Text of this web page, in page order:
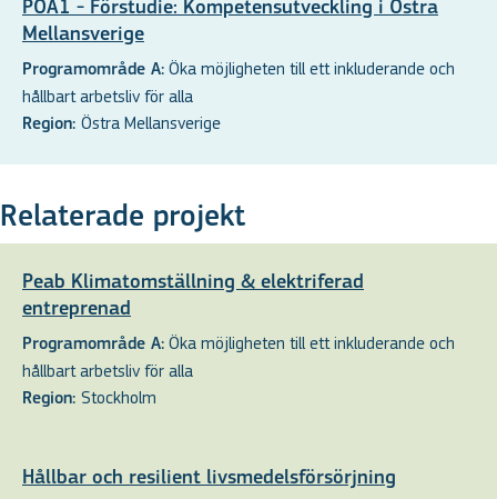
POA1 - Förstudie: Kompetensutveckling i Östra
Mellansverige
Programområde A: Öka möjligheten till ett inkluderande och
hållbart arbetsliv för alla
Region: Östra Mellansverige
Relaterade projekt
Peab Klimatomställning & elektriferad
entreprenad
Programområde A: Öka möjligheten till ett inkluderande och
hållbart arbetsliv för alla
Region: Stockholm
Hållbar och resilient livsmedelsförsörjning